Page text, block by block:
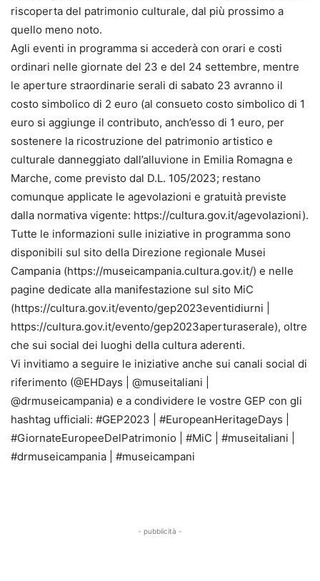
riscoperta del patrimonio culturale, dal più prossimo a
quello meno noto.
Agli eventi in programma si accederà con orari e costi
ordinari nelle giornate del 23 e del 24 settembre, mentre
le aperture straordinarie serali di sabato 23 avranno il
costo simbolico di 2 euro (al consueto costo simbolico di 1
euro si aggiunge il contributo, anch’esso di 1 euro, per
sostenere la ricostruzione del patrimonio artistico e
culturale danneggiato dall’alluvione in Emilia Romagna e
Marche, come previsto dal D.L. 105/2023; restano
comunque applicate le agevolazioni e gratuità previste
dalla normativa vigente: https://cultura.gov.it/agevolazioni).
Tutte le informazioni sulle iniziative in programma sono
disponibili sul sito della Direzione regionale Musei
Campania (https://museicampania.cultura.gov.it/) e nelle
pagine dedicate alla manifestazione sul sito MiC
(https://cultura.gov.it/evento/gep2023eventidiurni |
https://cultura.gov.it/evento/gep2023aperturaserale), oltre
che sui social dei luoghi della cultura aderenti.
Vi invitiamo a seguire le iniziative anche sui canali social di
riferimento (@EHDays | @museitaliani |
@drmuseicampania) e a condividere le vostre GEP con gli
hashtag ufficiali: #GEP2023 | #EuropeanHeritageDays |
#GiornateEuropeeDelPatrimonio | #MiC | #museitaliani |
#drmuseicampania | #museicampani
- pubblicità -